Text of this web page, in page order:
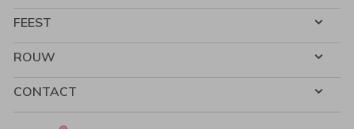
FEEST
ROUW
CONTACT